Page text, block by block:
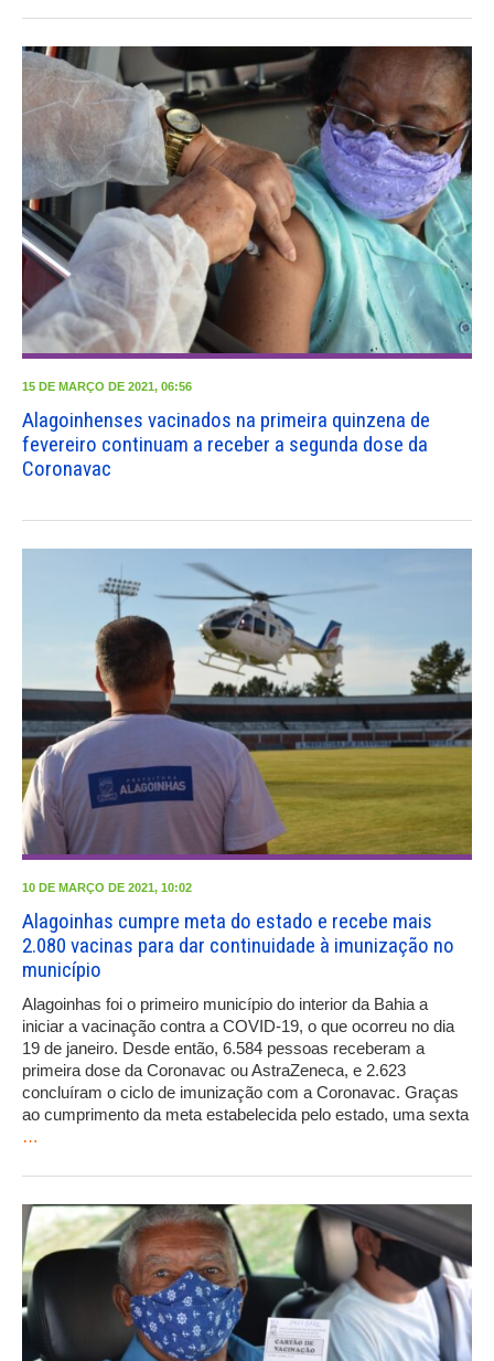
15 DE MARÇO DE 2021, 06:56
Alagoinhenses vacinados na primeira quinzena de
fevereiro continuam a receber a segunda dose da
Coronavac
10 DE MARÇO DE 2021, 10:02
Alagoinhas cumpre meta do estado e recebe mais
2.080 vacinas para dar continuidade à imunização no
município
Alagoinhas foi o primeiro município do interior da Bahia a
iniciar a vacinação contra a COVID-19, o que ocorreu no dia
19 de janeiro. Desde então, 6.584 pessoas receberam a
primeira dose da Coronavac ou AstraZeneca, e 2.623
concluíram o ciclo de imunização com a Coronavac. Graças
ao cumprimento da meta estabelecida pelo estado, uma sexta
…